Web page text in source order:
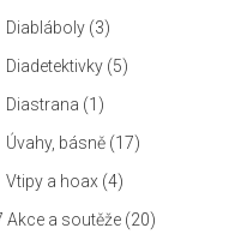
Diabláboly (3)
Diadetektivky (5)
Diastrana (1)
Úvahy, básně (17)
Vtipy a hoax (4)
Akce a soutěže (20)